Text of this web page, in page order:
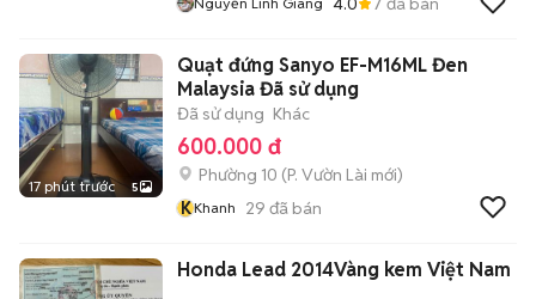
17 phút trước 5
Quạt đứng Sanyo EF-M16ML Đen
Malaysia Đã sử dụng
Đã sử dụng Khác
600.000 đ
Phường 10 (P. Vườn Lài mới)
KKhanh 29 đã bán
Honda Lead 2014Vàng kem Việt Nam